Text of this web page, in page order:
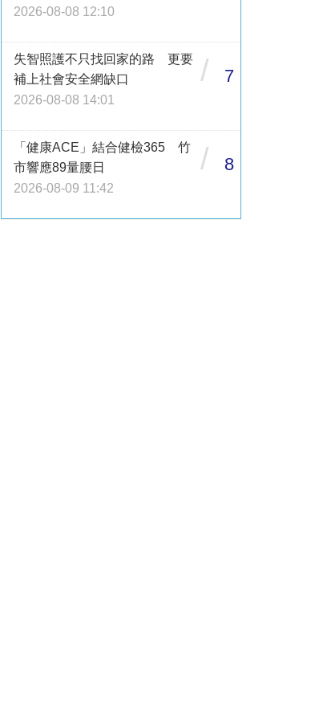
2026-08-08 12:10
失智照護不只找回家的路 更要
補上社會安全網缺口
2026-08-08 14:01
/ 7
「健康ACE」結合健檢365 竹
市響應89量腰日
2026-08-09 11:42
/ 8